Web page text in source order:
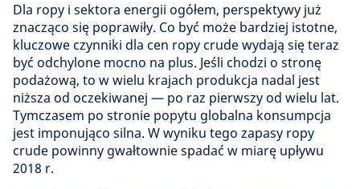
Dla ropy i sektora energii ogółem, perspektywy już
znacząco się poprawiły. Co być może bardziej istotne,
kluczowe czynniki dla cen ropy crude wydają się teraz
być odchylone mocno na plus. Jeśli chodzi o stronę
podażową, to w wielu krajach produkcja nadal jest
niższa od oczekiwanej — po raz pierwszy od wielu lat.
Tymczasem po stronie popytu globalna konsumpcja
jest imponująco silna. W wyniku tego zapasy ropy
crude powinny gwałtownie spadać w miarę upływu
2018 r.